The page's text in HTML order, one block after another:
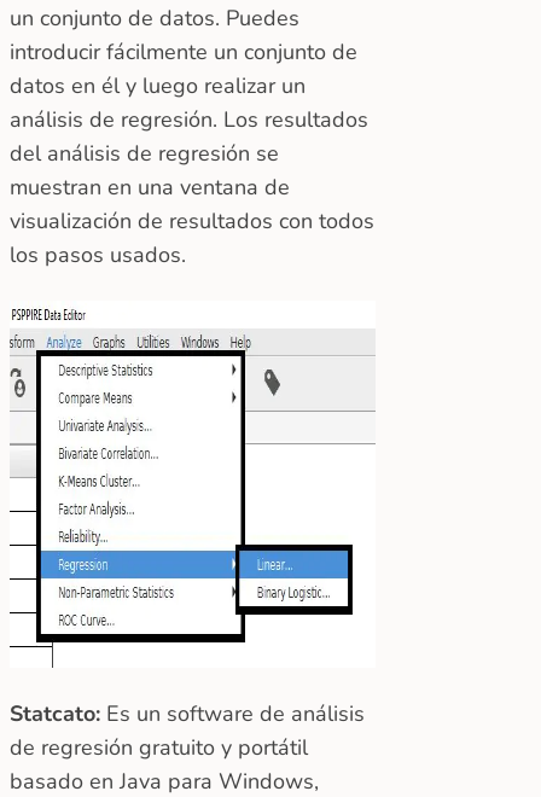
un conjunto de datos. Puedes
introducir fácilmente un conjunto de
datos en él y luego realizar un
análisis de regresión. Los resultados
del análisis de regresión se
muestran en una ventana de
visualización de resultados con todos
los pasos usados.
Statcato: Es un software de análisis
de regresión gratuito y portátil
basado en Java para Windows,